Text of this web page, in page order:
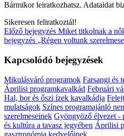
Bármikor leiratkozhatsz. Adataidat
Sikeresen feliratkoztál!
Előző bejegyzés Miket titkolnak a
bejegyzés „Régen voltunk
Kapcsolódó bejegyzések
Mikulásváró programok Farsangi és
Áprilisi programkavalkád Februári
Hal, bor és őszi ízek kavalkádja
mulatságok Színes programajánló
szerelmeseinek Gyöngyöző élvezet -
és kultúra a tavasz jegyében Áprilisi
gasztronómia kedvelőinek